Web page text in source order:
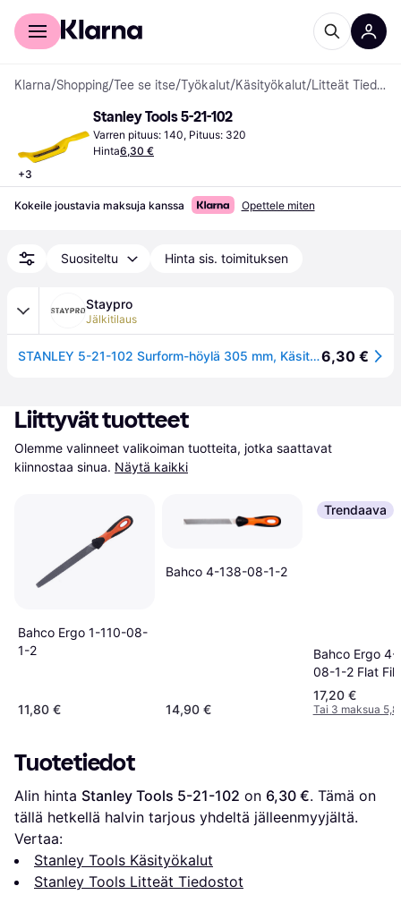
Kuluttajille
Klarna/Shopping/Tee se itse/Työkalut/Käsityökalut/ Litteät Tiedostot
+3
Stanley Tools 5-21-102
Varren pituus: 140, Pituus: 320
Hinta6,30 €
Kokeile joustavia maksuja kanssa Opettele miten
Suositeltu Hinta sis. toimituksen
Staypro
Jälkitilaus
STANLEY 5-21-102 Surform-höylä 305 mm, Käsityökalut6,30 €
Liittyvät tuotteet
Olemme valinneet valikoiman tuotteita, jotka saattavat
kiinnostaa sinua. Näytä kaikki
Bahco Ergo 1-110-08-
1-2
11,80 €
Bahco 4-138-08-1-2
14,90 €
Trendaava
Bahco Ergo
08-1-2 Flat File
17,20 €
Tai 3 maksua
Tuotetiedot
Alin hinta Stanley Tools 5-21-102 on 6,30 €. Tämä on
tällä hetkellä halvin tarjous yhdeltä jälleenmyyjältä.
Vertaa:
Stanley Tools Käsityökalut
Stanley Tools Litteät Tiedostot